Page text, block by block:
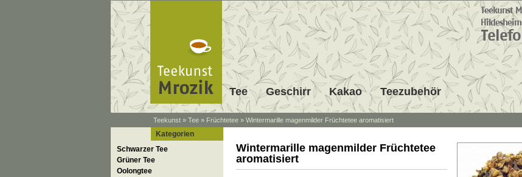
Tee Geschirr Kakao Teezubehör
Teekunst » Tee » Früchtetee » Wintermarille magenmilder Früchtetee aromatisiert
Kategorien
Schwarzer Tee
Grüner Tee
Oolongtee
Wintermarille magenmilder Früchtetee
aromatisiert